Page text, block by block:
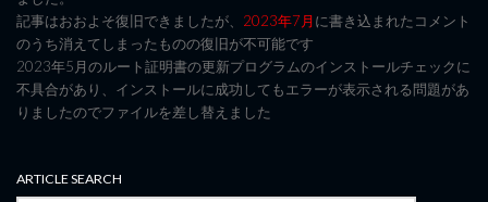
記事はおおよそ復旧できましたが、 2023年7月に書き込まれたコメント
のうち消えてしまったものの復旧が不可能です
2023年5月のルート証明書の更新プログラムのインストールチェックに
不具合があり、インストールに成功してもエラーが表示される問題があ
りましたのでファイルを差し替えました
ARTICLE SEARCH